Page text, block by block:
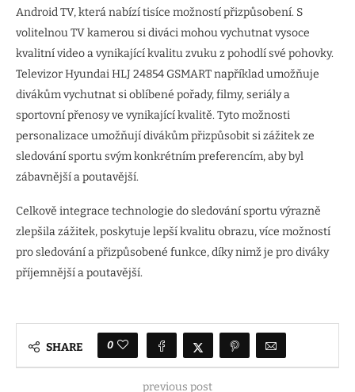
Android TV, která nabízí tisíce možností přizpůsobení. S
volitelnou TV kamerou si diváci mohou vychutnat vysoce
kvalitní video a vynikající kvalitu zvuku z pohodlí své pohovky.
Televizor Hyundai HLJ 24854 GSMART například umožňuje
divákům vychutnat si oblíbené pořady, filmy, seriály a
sportovní přenosy ve vynikající kvalitě. Tyto možnosti
personalizace umožňují divákům přizpůsobit si zážitek ze
sledování sportu svým konkrétním preferencím, aby byl
zábavnější a poutavější.
Celkově integrace technologie do sledování sportu výrazně
zlepšila zážitek, poskytuje lepší kvalitu obrazu, více možností
pro sledování a přizpůsobené funkce, díky nimž je pro diváky
příjemnější a poutavější.
SHARE 0
previous post